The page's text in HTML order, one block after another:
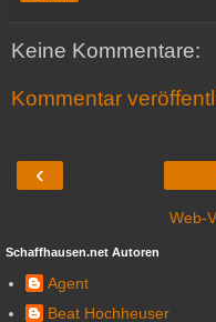
Keine Kommentare:
Kommentar
‹
Web-
Schaffhausen.net Autoren
Agent
Beat Hochheuser